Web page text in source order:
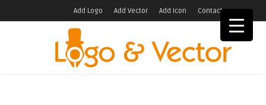
Add Logo Add Vector Add Icon Contact